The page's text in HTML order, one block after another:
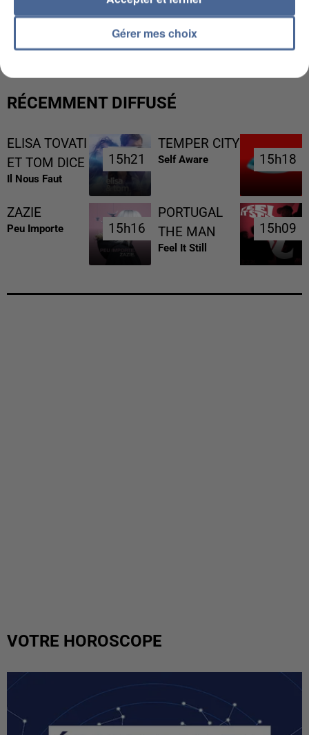
L’UN DES FONDATEURS SUPPOSÉS DE LA DZ
MAFIA INTERPELLÉ EN ALGÉRIE
RÉCEMMENT DIFFUSÉ
ELISA TOVATI
ET TOM DICE
Il Nous Faut
15h21
15h21
TEMPER CITY
Self Aware 15h18
15h18
ZAZIE
Peu Importe 15h16
15h16
PORTUGAL
THE MAN
Feel It Still
15h09
15h09
VOTRE HOROSCOPE
Gérer mes choix